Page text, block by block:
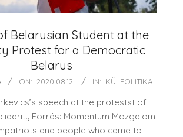
Belarusian Student at the
Protest for a Democratic
Belarus
ON: 2020.08.12. IN: KÜLPOLITIKA
speech at the protestst of
Momentum Mozgalom
and people who came to